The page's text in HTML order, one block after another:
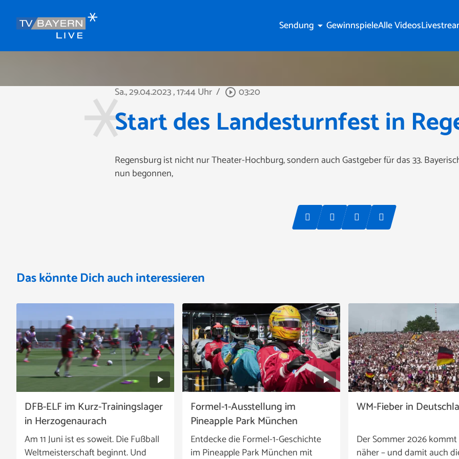
Sendung arrow_drop_down GewinnspieleAlle Videos
Sa., 29.04.2023, 17:44 Uhr / play_circle_outline 03:20
Start des Landesturnfest in
Regensburg ist nicht nur Theater-Hochburg, sondern auch Gastgeber für das 33.
nun begonnen,
Das könnte Dich auch interessieren
DFB-ELF im Kurz-Trainingslager
in Herzogenaurach
Am 11 Juni ist es soweit. Die Fußball
Weltmeisterschaft beginnt. Und
Formel-1-Ausstellung im
Pineapple Park München
Entdecke die Formel-1-Geschichte
im Pineapple Park München mit
WM-Fieber in
Der Sommer 2026
näher – und damit auch